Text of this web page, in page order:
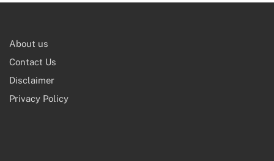
About us
Contact Us
Disclaimer
Privacy Policy